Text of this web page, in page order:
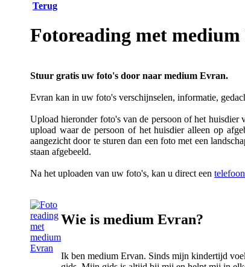
Terug
Fotoreading met
Stuur gratis uw foto's door naar medium Evran.
Evran kan in uw foto's verschijnselen, informatie,
Upload hieronder foto's van de persoon of het huisdier
upload waar de persoon of het huisdier alleen op
aangezicht door te sturen dan een foto met een
staan afgebeeld.
Na het uploaden van uw foto's, kan u direct een
Wie is medium Evran?
Ik ben medium Ervan. Sinds mijn kindertijd